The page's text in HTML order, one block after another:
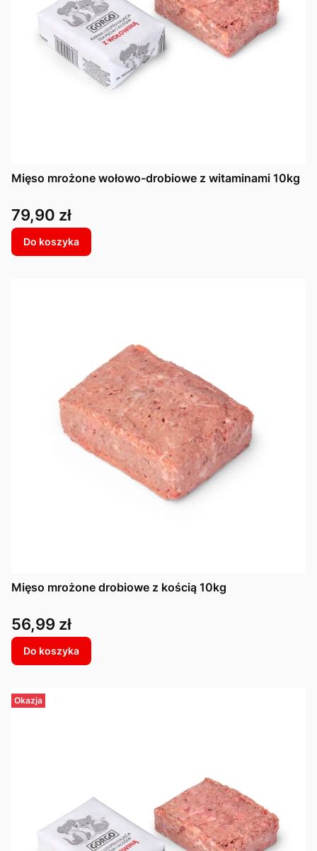
Mięso mrożone wołowo-drobiowe z witaminami 10kg
Cena
79,90 zł
Do koszyka
Mięso mrożone drobiowe z kością 10kg
Cena
56,99 zł
Do koszyka
Okazja